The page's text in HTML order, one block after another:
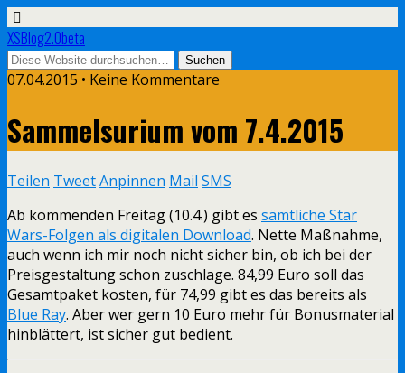
XSBlog2.0beta
07.04.2015 • Keine Kommentare
Sammelsurium vom 7.4.2015
Teilen TweetAnpinnen Mail SMS
Ab kommenden Freitag (10.4.) gibt es sämtliche Star
Wars-Folgen als digitalen Download. Nette Maßnahme,
auch wenn ich mir noch nicht sicher bin, ob ich bei der
Preisgestaltung schon zuschlage. 84,99 Euro soll das
Gesamtpaket kosten, für 74,99 gibt es das bereits als
Blue Ray. Aber wer gern 10 Euro mehr für Bonusmaterial
hinblättert, ist sicher gut bedient.